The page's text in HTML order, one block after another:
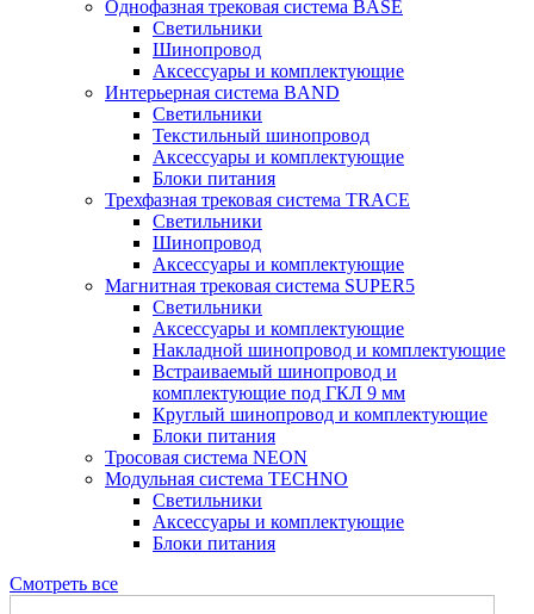
Однофазная трековая система BASE
Светильники
Шинопровод
Аксессуары и комплектующие
Интерьерная система BAND
Светильники
Текстильный шинопровод
Аксессуары и комплектующие
Блоки питания
Трехфазная трековая система TRACE
Светильники
Шинопровод
Аксессуары и комплектующие
Магнитная трековая система SUPER5
Светильники
Аксессуары и комплектующие
Накладной шинопровод и комплектующие
Встраиваемый шинопровод и
комплектующие под ГКЛ 9 мм
Круглый шинопровод и комплектующие
Блоки питания
Тросовая система NEON
Модульная система TECHNO
Светильники
Аксессуары и комплектующие
Блоки питания
Смотреть все